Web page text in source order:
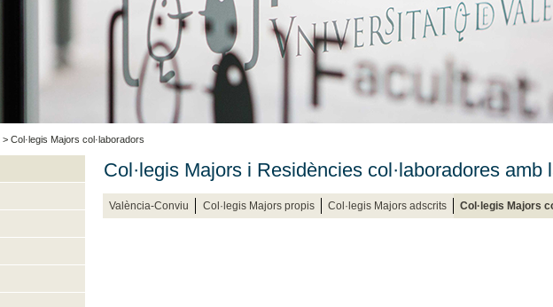
> Col·legis Majors col·laboradors
Col·legis Majors i Residències col·laboradores amb
València-Conviu Col·legis Majors propis Col·legis Majors adscrits Col·legis Majors